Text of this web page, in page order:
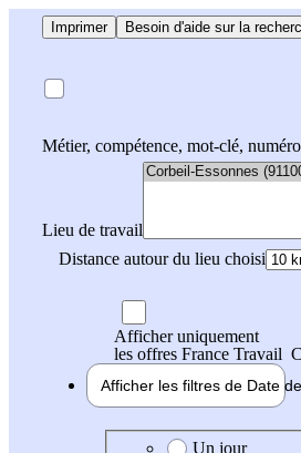
Imprimer Besoin d'aide sur la
Métier, compétence, mot-clé,
Lieu de travail
Distance autour du lieu choisi
Afficher uniquement
les offres France Travail
Afficher les filtres de Date
Date de création de l'offre
Un jour